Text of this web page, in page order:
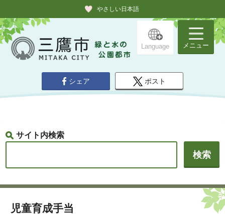
やさしい日本語
Language メニュー
シェア ポスト
サイト内検索
児童育成手当